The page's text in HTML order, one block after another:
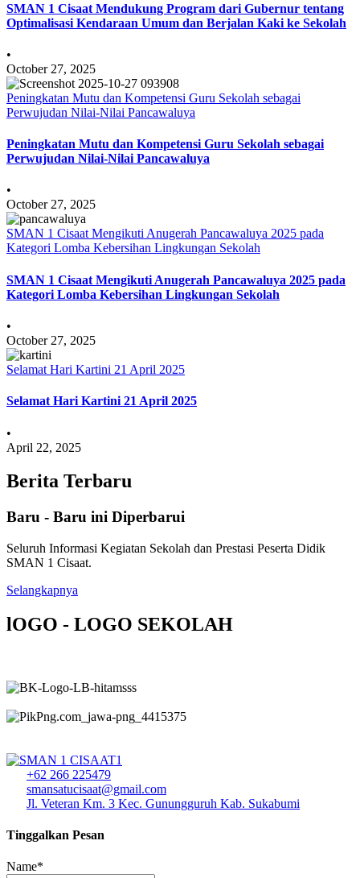
SMAN 1 Cisaat Mendukung Program dari Gubernur tentang
Optimalisasi Kendaraan Umum dan Berjalan Kaki ke Sekolah
•
October 27, 2025
Peningkatan Mutu dan Kompetensi Guru Sekolah sebagai
Perwujudan Nilai-Nilai Pancawaluya
Peningkatan Mutu dan Kompetensi Guru Sekolah sebagai
Perwujudan Nilai-Nilai Pancawaluya
•
October 27, 2025
SMAN 1 Cisaat Mengikuti Anugerah Pancawaluya 2025 pada
Kategori Lomba Kebersihan Lingkungan Sekolah
SMAN 1 Cisaat Mengikuti Anugerah Pancawaluya 2025 pada
Kategori Lomba Kebersihan Lingkungan Sekolah
•
October 27, 2025
Selamat Hari Kartini 21 April 2025
Selamat Hari Kartini 21 April 2025
•
April 22, 2025
Berita Terbaru
Baru - Baru ini Diperbarui
Seluruh Informasi Kegiatan Sekolah dan Prestasi Peserta Didik
SMAN 1 Cisaat.
Selangkapnya
lOGO - LOGO SEKOLAH
+62 266 225479
smansatucisaat@gmail.com
Jl. Veteran Km. 3 Kec. Gunungguruh Kab. Sukabumi
Tinggalkan Pesan
Name*